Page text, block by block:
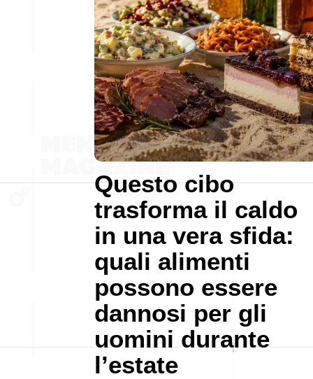
Questo cibo
trasforma il caldo
in una vera sfida:
quali alimenti
possono essere
dannosi per gli
uomini durante
l’estate